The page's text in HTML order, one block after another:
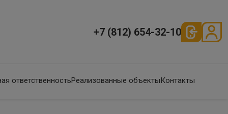
+7 (812) 654-32-10
ответственностьРеализованные объектыКонтакты